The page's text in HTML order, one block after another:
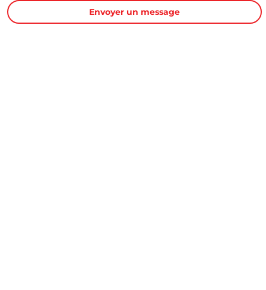
Envoyer un message
Annonces Proxity.tn